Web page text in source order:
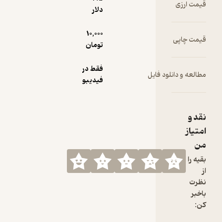
قیمت ارزی
دلار
قیمت چاپی
10,000
تومان
مطالعه و دانلود فایل
فقط در
فیدیبو
نقد و
امتیاز
من
بقیه را
نظرت
باخبر
کن: